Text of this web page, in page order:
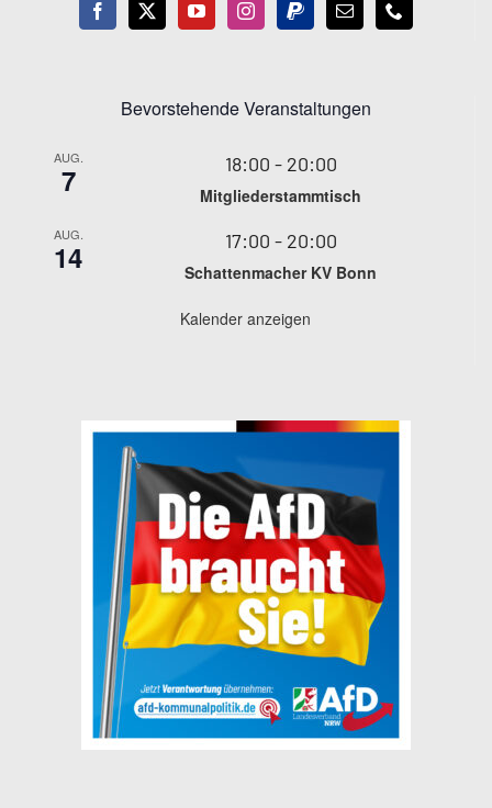
Bevorstehende Veranstaltungen
AUG.
7 18:00 - 20:00
Mitgliederstammtisch
AUG.
14 17:00 - 20:00
Schattenmacher KV Bonn
Kalender anzeigen